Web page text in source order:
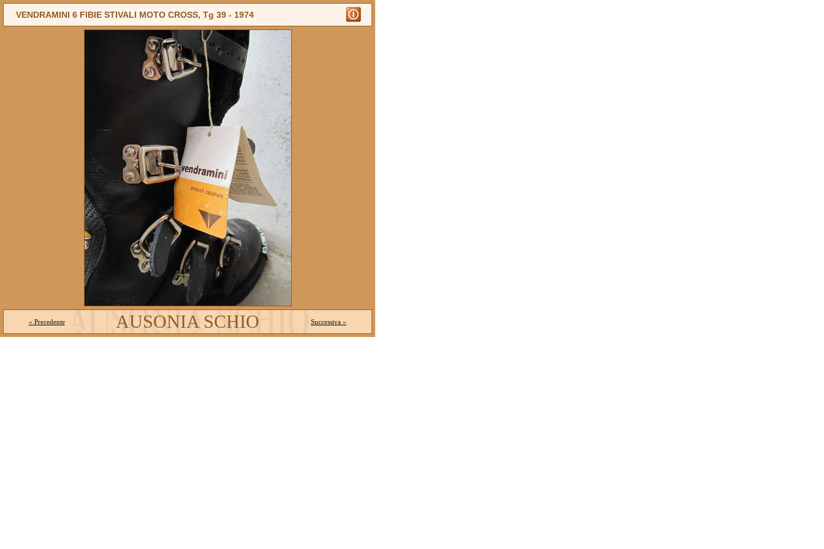
VENDRAMINI 6 FIBIE STIVALI MOTO CROSS, Tg 39 - 1974
« Precedente AUSONIA SCHIO Successiva »